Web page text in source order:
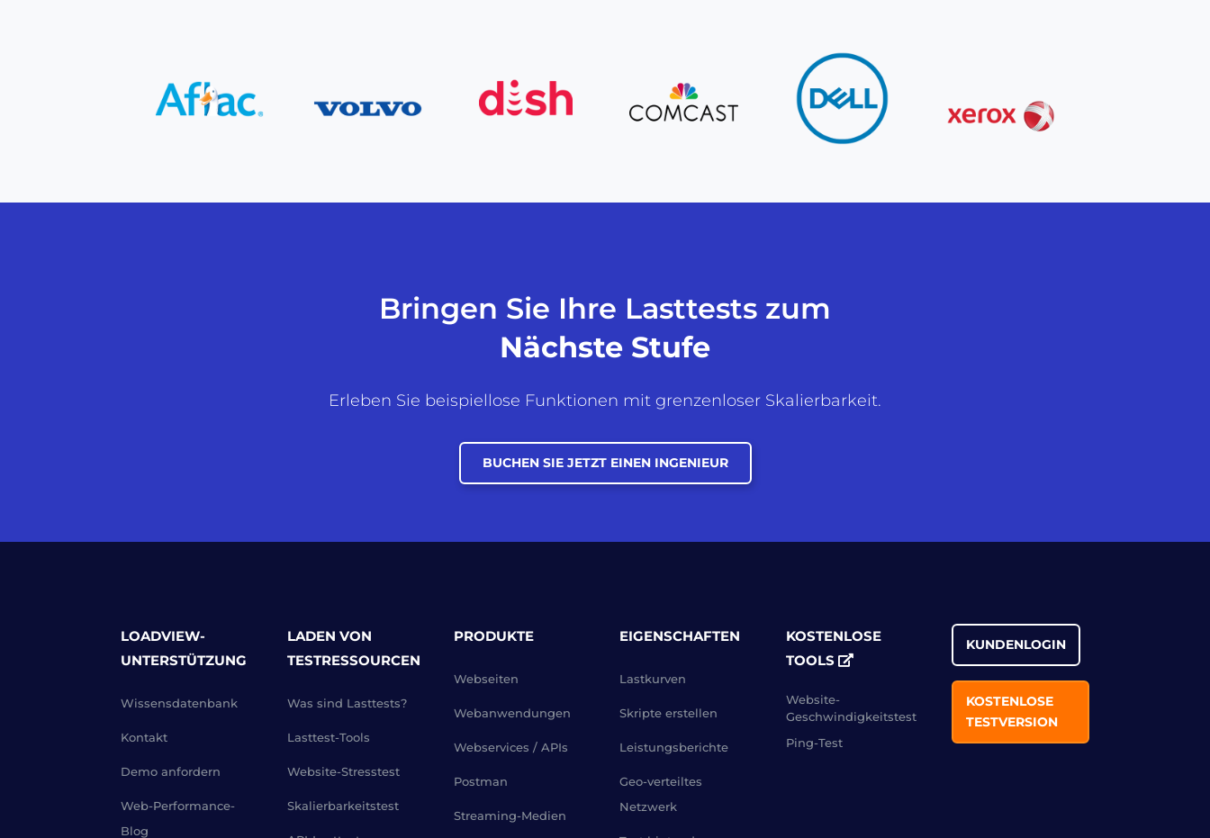
Bringen Sie Ihre Lasttests zum
Nächste Stufe
Erleben Sie beispiellose Funktionen mit grenzenloser Skalierbarkeit.
BUCHEN SIE JETZT EINEN INGENIEUR
LOADVIEW-
UNTERSTÜTZUNG
Wissensdatenbank
Kontakt
Demo anfordern
Web-Performance-
Blog
LADEN VON
TESTRESSOURCEN
Was sind Lasttests?
Lasttest-Tools
Website-Stresstest
Skalierbarkeitstest
PRODUKTE
Webseiten
Webanwendungen
Webservices / APIs
Postman
Streaming-Medien
EIGENSCHAFTEN
Lastkurven
Skripte erstellen
Leistungsberichte
Geo-verteiltes
Netzwerk
KOSTENLOSE
TOOLS
Website-
Geschwindigkeitstest
Ping-Test
KUNDENLOGIN
KOSTENLOSE
TESTVERSION